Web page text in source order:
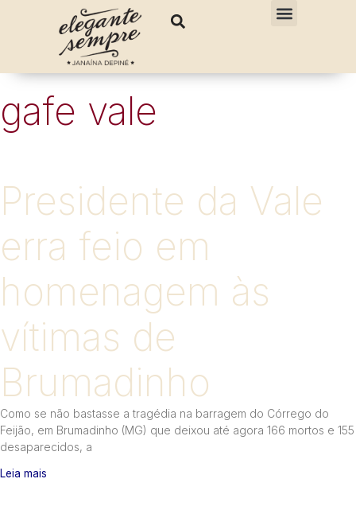
gafe vale
Presidente da Vale
erra feio em
homenagem às
vítimas de
Brumadinho
Como se não bastasse a tragédia na barragem do Córrego do
Feijão, em Brumadinho (MG) que deixou até agora 166 mortos e 155
desaparecidos, a
Leia mais